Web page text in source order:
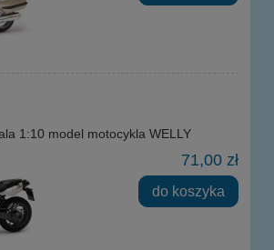
1:10 model motocykla WELLY
71,00 zł
do koszyka